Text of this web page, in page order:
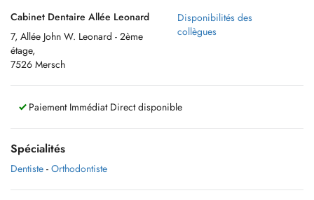
Cabinet Dentaire Allée Leonard
7, Allée John W. Leonard - 2ème
étage,
7526 Mersch
Disponibilités des
collègues
Paiement Immédiat Direct disponible
Spécialités
Dentiste - Orthodontiste